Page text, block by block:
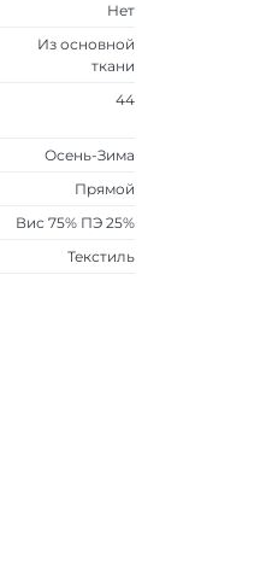
Нет
Из основной
ткани
44
Осень-Зима
Прямой
Вис 75% ПЭ 25%
Текстиль